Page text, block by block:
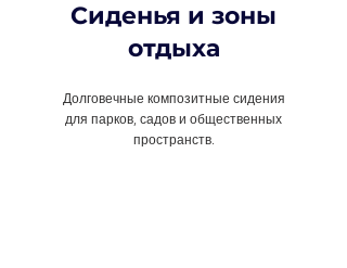
Сиденья и зоны
отдыха
Долговечные композитные сидения
для парков, садов и общественных
пространств.